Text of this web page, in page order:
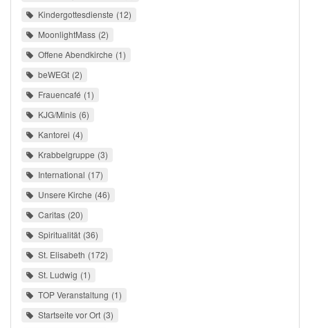
Kindergottesdienste 12
MoonlightMass 2
Offene Abendkirche 1
beWEGt 2
Frauencafé 1
KJG/Minis 6
Kantorei 4
Krabbelgruppe 3
International 17
Unsere Kirche 46
Caritas 20
Spiritualität 36
St. Elisabeth 172
St. Ludwig 1
TOP Veranstaltung 1
Startseite vor Ort 3